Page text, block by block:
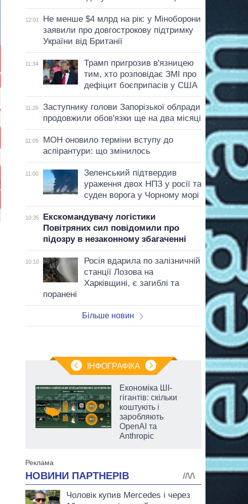
12:01
Не менше $4 млрд на рік: у Міноборони
заявили про довгострокову підтримку
України від Британії
11:34
Трамп пригрозив в'язницею
тим, хто розповідає ЗМІ про
дефіцит боєприпасів у США
11:26
Заступнику голови Запорізької облради
продовжили обов'язки ще на два місяці
11:09
МОН оновило терміни вступу до
аспірантури: що змінилось
11:00
Зеленський підтвердив
ураження двох НПЗ у росії та
суден ворога у Чорному морі
10:35
Екскомандувачу логістики
Повітряних сил повідомили про
підозру в незаконному збагаченні
10:10
Росія вдарила по залізничній
станції Лозова на
Харківщині, є загиблі та
поранені
Більше новин
ІНФОГРАФІКА
Економіка ШІ-
гігантів: скільки
коштують і
заробляють
OpenAI та
Anthropic